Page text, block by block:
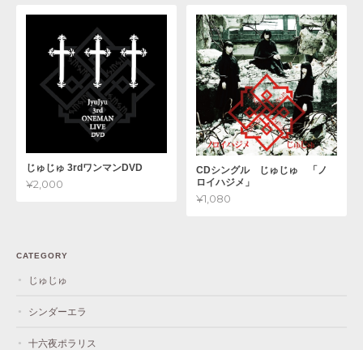
じゅじゅ 3rdワンマンDVD
¥2,000
CDシングル じゅじゅ 「ノ
ロイハジメ」
¥1,080
CATEGORY
じゅじゅ
シンダーエラ
十六夜ポラリス